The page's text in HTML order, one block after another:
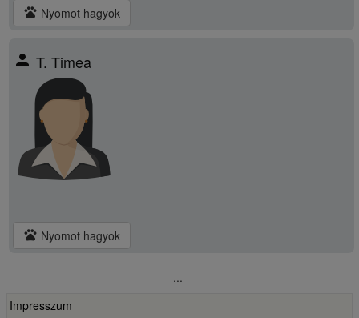
pets Nyomot hagyok
person T. Timea
pets Nyomot hagyok
...
Impresszum